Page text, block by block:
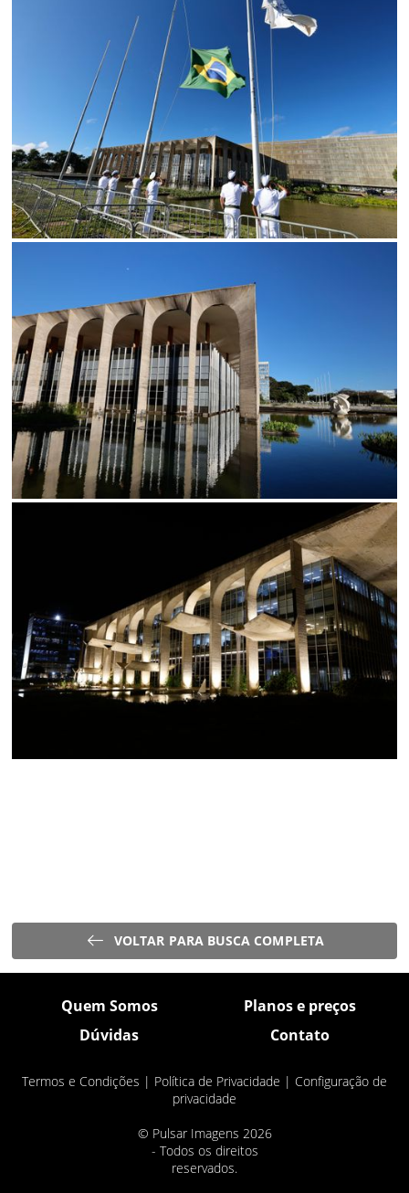
VOLTAR PARA BUSCA COMPLETA
Quem Somos
Planos e preços
Dúvidas
Contato
Termos e Condições | Política de Privacidade | Configuração de
privacidade
© Pulsar Imagens 2026
- Todos os direitos
reservados.